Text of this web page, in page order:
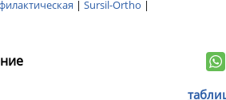
| Sursil-Ortho |